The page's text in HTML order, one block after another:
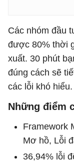
Các nhóm đầu
được 80% thời
xuất. 30 phút
đúng cách sẽ
các lỗi khó hiểu.
Những điểm
Framework
Mơ hồ, Lỗi
36,94% lỗi